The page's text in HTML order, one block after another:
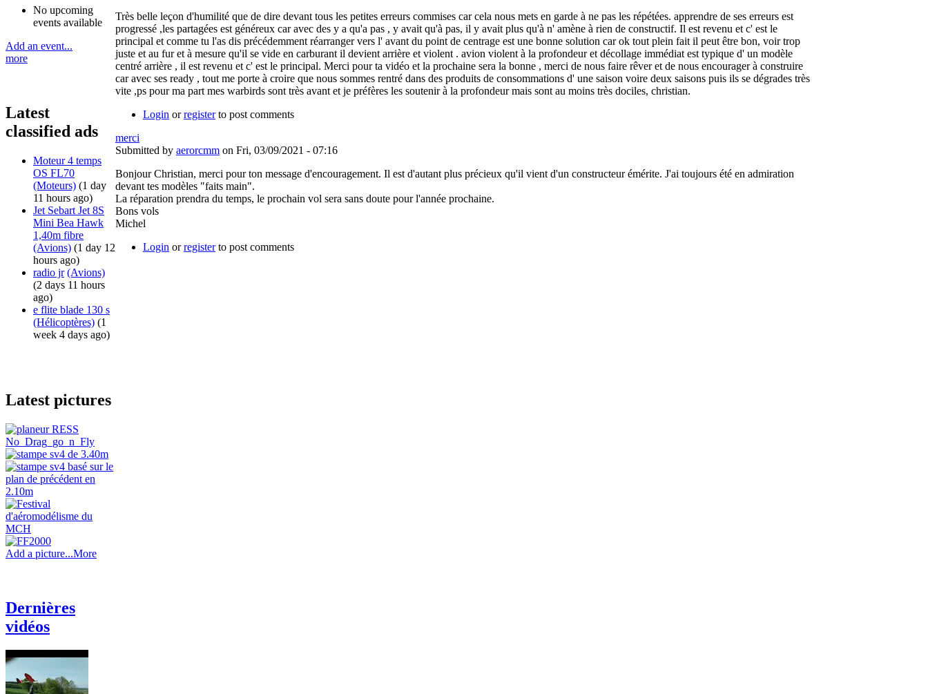
No upcoming
events available
Add an event...
more
Latest
classified ads
Moteur 4 temps
OS FL70
(Moteurs) (1 day
11 hours ago)
Jet Sebart Jet 8S
Mini Bea Hawk
1,40m fibre
(Avions) (1 day 12
hours ago)
radio jr (Avions)
(2 days 11 hours
ago)
e flite blade 130 s
(Hélicoptères) (1
week 4 days ago)
Latest pictures
Add a picture...More
Dernières
vidéos
Très belle leçon d'humilité que de dire devant tous les petites erreurs commises car cela nous mets en garde à ne pas les répétées. apprendre de ses erreurs est
progressé ,les partagées est généreux car avec des y a qu'a pas , y avait qu'à pas, il y avait plus qu'à n' amène à rien de constructif. Il est revenu et c' est le
principal et comme tu l'as dis précédemment réarranger vers l' avant du point de centrage est une bonne solution car ok tout plein fait il peut être bon, voir trop
juste et au fur et à mesure qu'il se vide en carburant il devient arrière et violent . avion violent à la profondeur et décollage immédiat est typique d' un modèle
centré arrière , il est revenu et c' est le principal. Merci pour ta vidéo et la prochaine sera la bonne , merci de nous faire rêver et de nous encourager à construire
car avec ses ready , tout me porte à croire que nous sommes rentré dans des produits de consommations d' une saison voire deux saisons puis ils se dégrades très
vite ,ps pour ma part mes warbirds sont très avant et je préfères les soutenir à la profondeur mais sont au moins très dociles, christian.
Login orregisterto post comments
merci
Submitted by aerorcmm on Fri, 03/09/2021 - 07:16
Bonjour Christian, merci pour ton message d'encouragement. Il est d'autant plus précieux qu'il vient d'un constructeur émérite. J'ai toujours été en admiration
devant tes modèles "faits main".
La réparation prendra du temps, le prochain vol sera sans doute pour l'année prochaine.
Bons vols
Michel
Login orregisterto post comments